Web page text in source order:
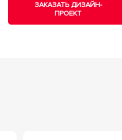
ЗАКАЗАТЬ ДИЗАЙН-
ПРОЕКТ